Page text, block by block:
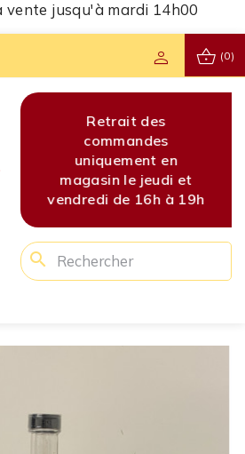
vente jusqu'à mardi 14h00
shopping_basket (0)
person
Retrait des
commandes
uniquement en
magasin le jeudi et
vendredi de 16h à 19h
search